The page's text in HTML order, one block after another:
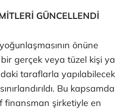
GÜNCELLENDİ
önüne
gerçek veya tüzel kişi ya
taraflarla yapılabilecek
Bu kapsamda
finansman şirketiyle en